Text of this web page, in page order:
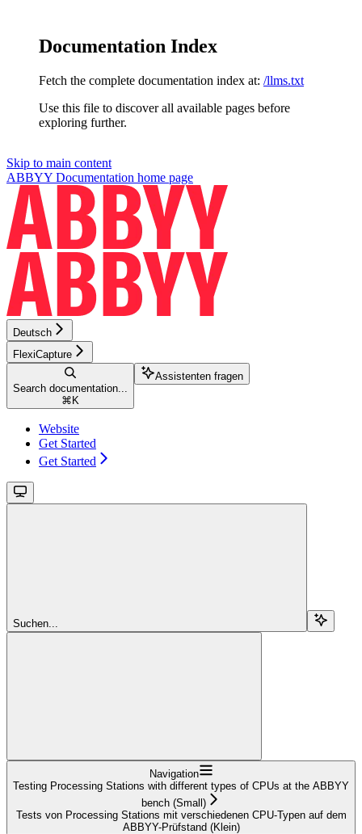
Documentation Index
Fetch the complete documentation index at: /llms.txt
Use this file to discover all available pages before
exploring further.
Skip to main content
ABBYY Documentation home page
Deutsch
FlexiCapture
Search documentation...
⌘ K
Assistenten fragen
Website
Get Started
Get Started
Suchen...
Navigation
Testing Processing Stations with different types of CPUs at the ABBYY
bench (Small)
Tests von Processing Stations mit verschiedenen CPU-Typen auf dem
ABBYY-Prüfstand (Klein)